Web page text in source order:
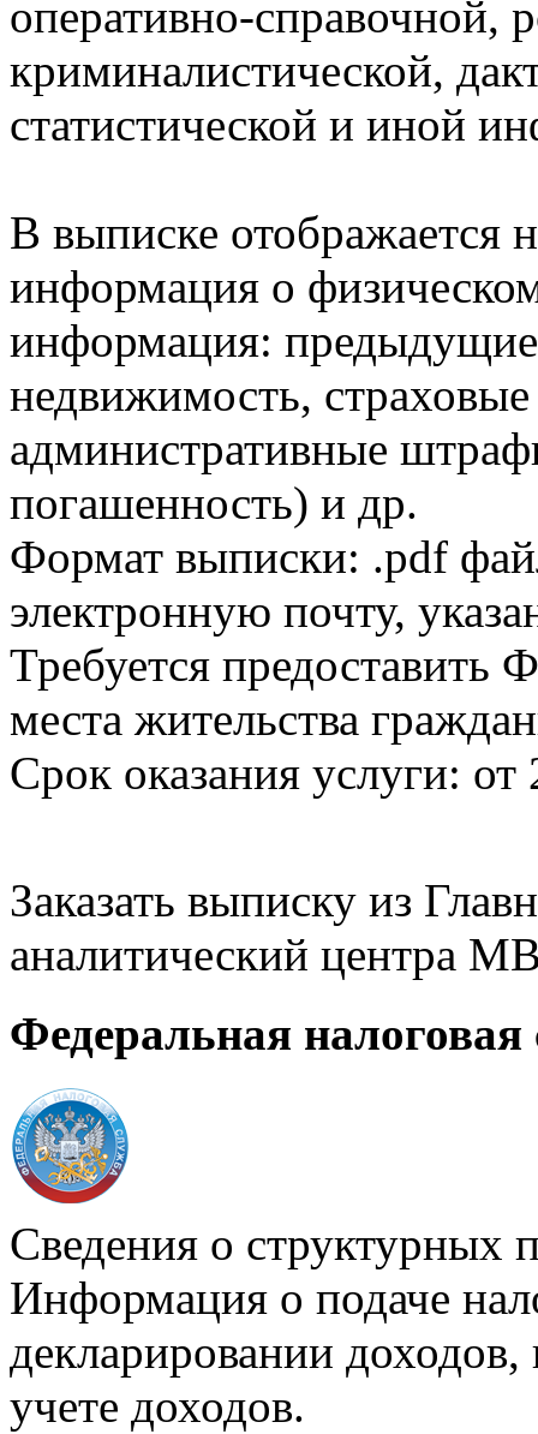
оперативно-справочной,
криминалистической,
статистической и иной
В выписке отображается
информация о
информация:
недвижимость,
административные
погашенность) и др.
Формат выписки: .pdf
электронную почту,
Требуется
места жительства
Срок оказания услуги: от
Заказать выписку из
аналитический центра
Федеральная налоговая
Сведения о структурных
Информация о подаче
декларировании доходов,
учете доходов.